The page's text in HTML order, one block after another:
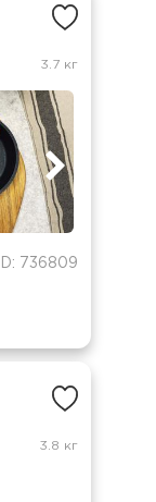
3.7 кг
ID: 736809
3.8 кг